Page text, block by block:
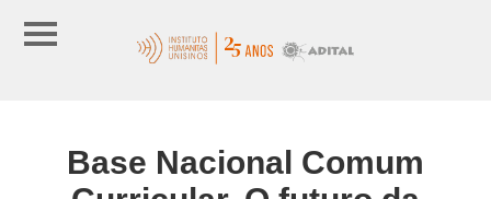
Base Nacional Comum